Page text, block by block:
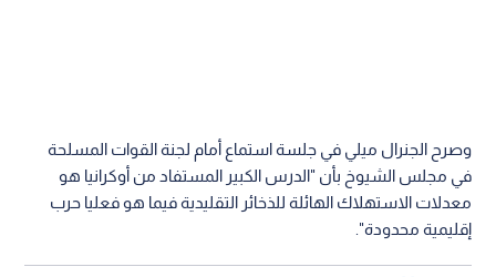
وصرح الجنرال ميلي في جلسة استماع أمام لجنة القوات المسلحة
في مجلس الشيوخ بأن "الدرس الكبير المستفاد من أوكرانيا هو
معدلات الاستهلاك الهائلة للذخائر التقليدية فيما هو فعليا حرب
إقليمية محدودة".